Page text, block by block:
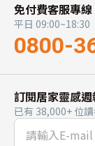
免付費客服專線
平日 09:00~18:30
0800-
訂閱居家靈感
已有 38,000+ 位